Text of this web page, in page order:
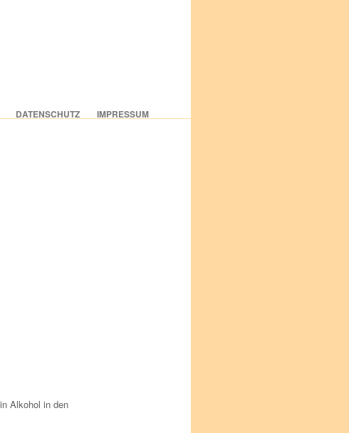
DATENSCHUTZ IMPRESSUM
Alkohol in den